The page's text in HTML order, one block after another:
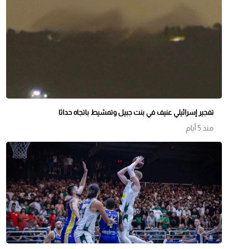
تفجير إسرائيلي عنيف في بنت جبيل وتمشيط باتجاه حداثا
منذ 5 أيام